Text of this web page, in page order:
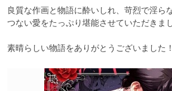
良質な作画と物語に酔いしれ、苛烈で淫ら
つない愛をたっぷり堪能させていただきまし
素晴らしい物語をありがとうございました！